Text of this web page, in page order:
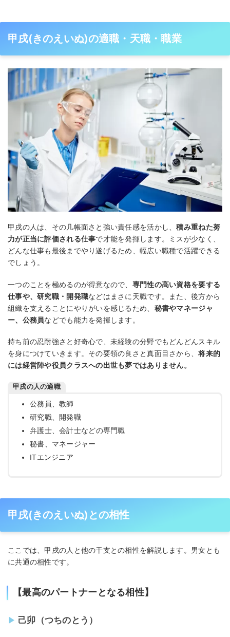
甲戌(きのえいぬ)の適職・天職・職業
甲戌の人は、その几帳面さと強い責任感を活かし、積み重ねた努
力が正当に評価される仕事で才能を発揮します。ミスが少なく、
どんな仕事も最後までやり遂げるため、幅広い職種で活躍できる
でしょう。
一つのことを極めるのが得意なので、 専門性の高い資格を要する
仕事や、研究職・開発職などはまさに天職です。また、後方から
組織を支えることにやりがいを感じるため、 秘書やマネージャ
ー、公務員などでも能力を発揮します。
持ち前の忍耐強さと好奇心で、未経験の分野でもどんどんスキル
を身につけていきます。その要領の良さと真面目さから、将来的
には経営陣や役員クラスへの出世も夢ではありません。
甲戌の人の適職
公務員、教師
研究職、開発職
弁護士、会計士などの専門職
秘書、マネージャー
ITエンジニア
甲戌(きのえいぬ)との相性
ここでは、甲戌の人と他の干支との相性を解説します。男女とも
に共通の相性です。
【最高のパートナーとなる相性】
己卯（つちのとう）